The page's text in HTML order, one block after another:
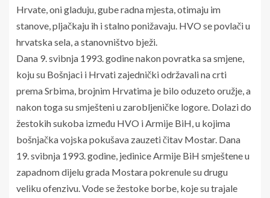
Hrvate, oni gladuju, gube radna mjesta, otimaju im
stanove, pljačkaju ih i stalno ponižavaju. HVO se povlači u
hrvatska sela, a stanovništvo bježi.
Dana 9. svibnja 1993. godine nakon povratka sa smjene,
koju su Bošnjaci i Hrvati zajednički održavali na crti
prema Srbima, brojnim Hrvatima je bilo oduzeto oružje, a
nakon toga su smješteni u zarobljeničke logore. Dolazi do
žestokih sukoba između HVO i Armije BiH, u kojima
bošnjačka vojska pokušava zauzeti čitav Mostar. Dana
19. svibnja 1993. godine, jedinice Armije BiH smještene u
zapadnom dijelu grada Mostara pokrenule su drugu
veliku ofenzivu. Vode se žestoke borbe, koje su trajale